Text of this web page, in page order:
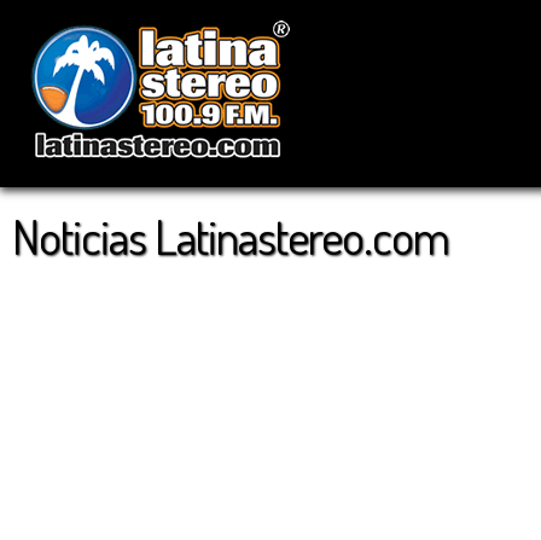
Noticias Latinastereo.com